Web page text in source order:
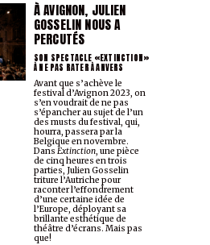
À AVIGNON, JULIEN
GOSSELIN NOUS A
PERCUTÉS
SON SPECTACLE «EXTINCTION»
À NE PAS RATER À ANVERS
Avant que s’achève le
festival d’Avignon 2023, on
s’en voudrait de ne pas
s’épancher au sujet de l’un
des musts du festival, qui,
hourra, passera par la
Belgique en novembre.
Dans Extinction, une pièce
de cinq heures en trois
parties, Julien Gosselin
triture l’Autriche pour
raconter l’effondrement
d’une certaine idée de
l’Europe, déployant sa
brillante esthétique de
théâtre d’écrans. Mais pas
que!